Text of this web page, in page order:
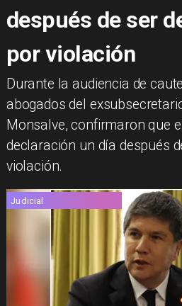
después de ser
por violación
​Durante la audiencia de
abogados del
Monsalve, confirmaron que
declaración un día después
violación.
Judicial